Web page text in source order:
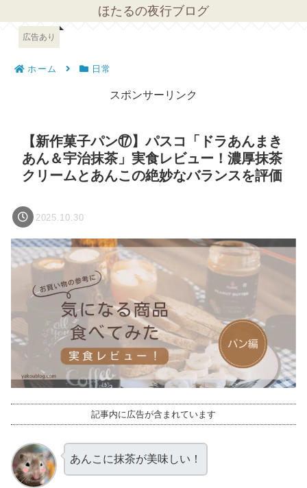
ほたるの夜行ブログ
広告あり
ホーム 日常
スポンサーリンク
【新作菓子パン⑰】パスコ「ドラあんまき
あん＆宇治抹茶」実食レビュー！濃厚抹茶
クリームとあんこの絶妙なバランスを評価
2025.10.30
記事内に広告が含まれています
あんこに抹茶が美味しい！